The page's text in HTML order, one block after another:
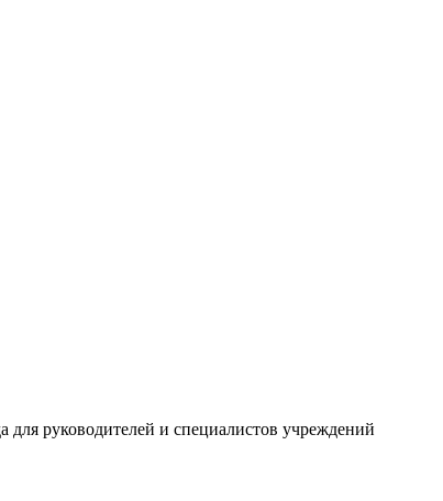
руководителей и специалистов учреждений